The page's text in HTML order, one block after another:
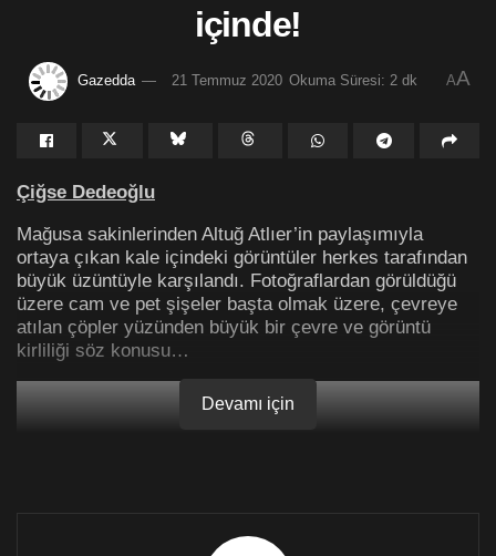
içinde!
Gazedda 21 Temmuz 2020 Okuma Süresi: 2 dk AA
Çiğse Dedeoğlu
Mağusa sakinlerinden Altuğ Atlıer’in paylaşımıyla
ortaya çıkan kale içindeki görüntüler herkes tarafından
büyük üzüntüyle karşılandı. Fotoğraflardan görüldüğü
üzere cam ve pet şişeler başta olmak üzere, çevreye
atılan çöpler yüzünden büyük bir çevre ve görüntü
kirliliği söz konusu…
Devamı için